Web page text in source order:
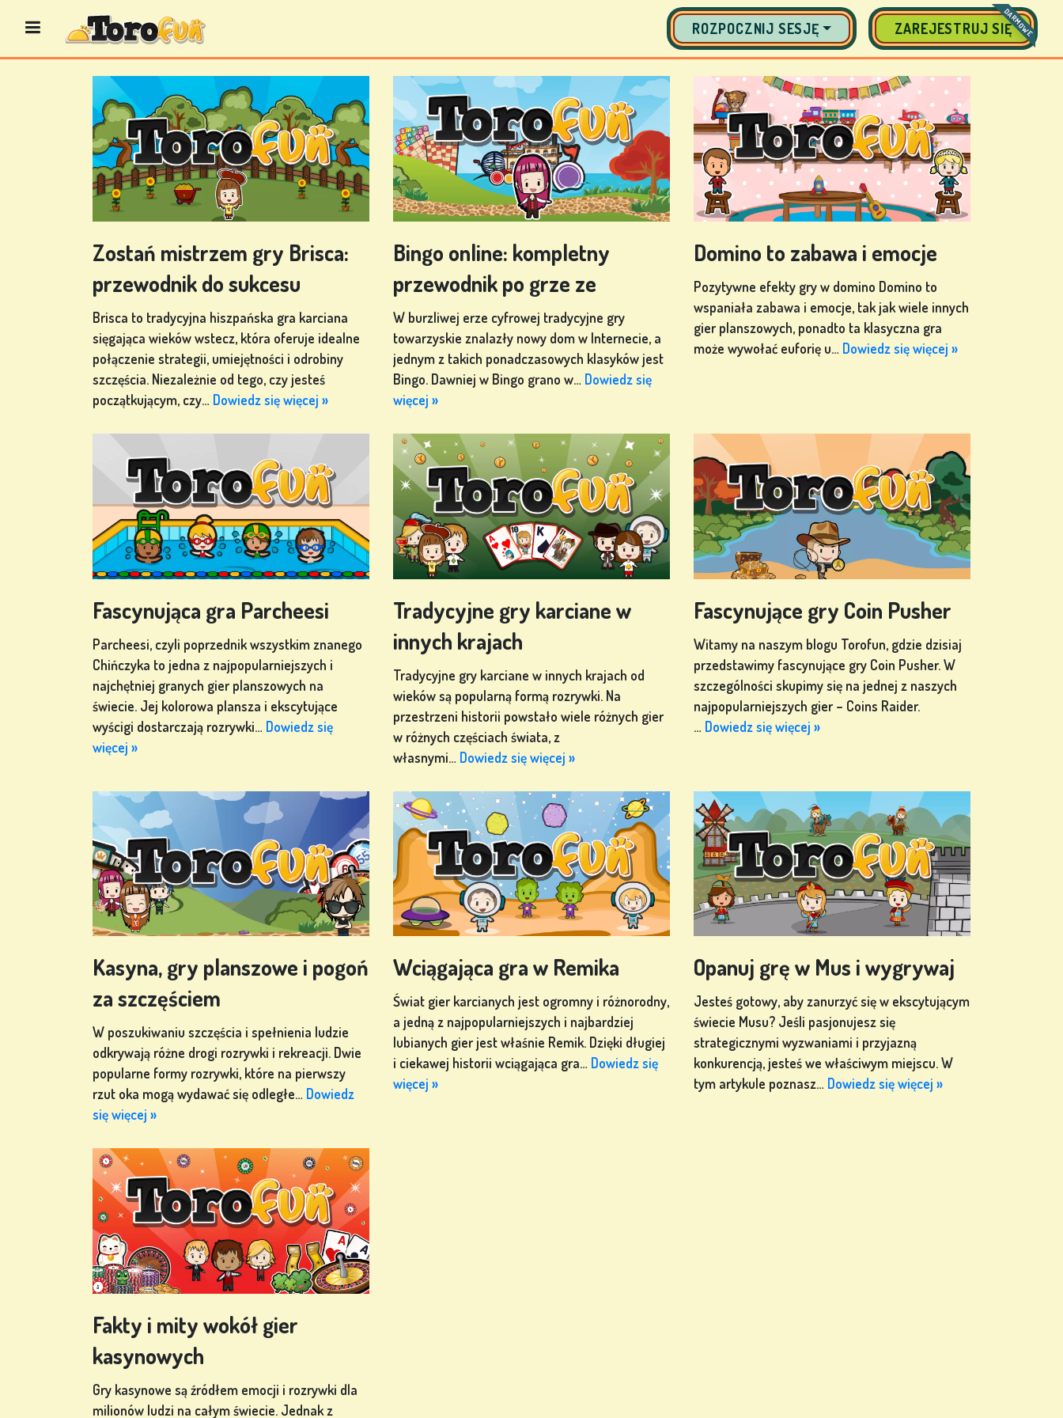
ROZPOCZNIJ SESJĘ ZAREJESTRUJ SIĘDARMOWE
AUTOMATÓW
ZAREJESTRUJ
KLASYFIKACJA
do
Zostań mistrzem gry Brisca:
przewodnik do sukcesu
Brisca to tradycyjna hiszpańska gra karciana
sięgająca wieków wstecz, która oferuje idealne
połączenie strategii, umiejętności i odrobiny
szczęścia. Niezależnie od tego, czy jesteś
początkującym, czy… Dowiedz się więcej »
Bingo online: kompletny
przewodnik po grze ze
W burzliwej erze cyfrowej tradycyjne gry
towarzyskie znalazły nowy dom w Internecie, a
jednym z takich ponadczasowych klasyków jest
Bingo. Dawniej w Bingo grano w… Dowiedz się
więcej »
Domino to zabawa i emocje
Pozytywne efekty gry w domino Domino to
wspaniała zabawa i emocje, tak jak wiele innych
gier planszowych, ponadto ta klasyczna gra
może wywołać euforię u… Dowiedz się więcej »
Fascynująca gra Parcheesi
Parcheesi, czyli poprzednik wszystkim znanego
Chińczyka to jedna z najpopularniejszych i
najchętniej granych gier planszowych na
świecie. Jej kolorowa plansza i ekscytujące
wyścigi dostarczają rozrywki… Dowiedz się
więcej »
Tradycyjne gry karciane w
innych krajach
Tradycyjne gry karciane w innych krajach od
wieków są popularną formą rozrywki. Na
przestrzeni historii powstało wiele różnych gier
w różnych częściach świata, z
własnymi… Dowiedz się więcej »
Fascynujące gry Coin Pusher
Witamy na naszym blogu Torofun, gdzie dzisiaj
przedstawimy fascynujące gry Coin Pusher. W
szczególności skupimy się na jednej z naszych
najpopularniejszych gier – Coins Raider.
… Dowiedz się więcej »
Kasyna, gry planszowe i pogoń
za szczęściem
W poszukiwaniu szczęścia i spełnienia ludzie
odkrywają różne drogi rozrywki i rekreacji. Dwie
popularne formy rozrywki, które na pierwszy
rzut oka mogą wydawać się odległe… Dowiedz
się więcej »
Wciągająca gra w Remika
Świat gier karcianych jest ogromny i różnorodny,
a jedną z najpopularniejszych i najbardziej
lubianych gier jest właśnie Remik. Dzięki długiej
i ciekawej historii wciągająca gra… Dowiedz się
więcej »
Opanuj grę w Mus i wygrywaj
Jesteś gotowy, aby zanurzyć się w ekscytującym
świecie Musu? Jeśli pasjonujesz się
strategicznymi wyzwaniami i przyjazną
konkurencją, jesteś we właściwym miejscu. W
tym artykule poznasz… Dowiedz się więcej »
Fakty i mity wokół gier
kasynowych
Gry kasynowe są źródłem emocji i rozrywki dla
milionów ludzi na całym świecie. Jednak z